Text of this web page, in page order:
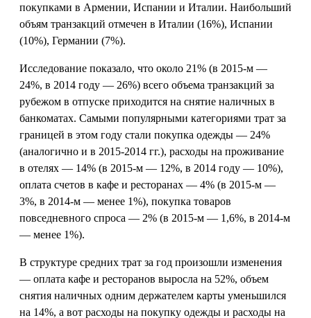
покупками в Армении, Испании и Италии. Наибольший
объям транзакций отмечен в Италии (16%), Испании
(10%), Германии (7%).
Исследование показало, что около 21% (в 2015-м —
24%, в 2014 году — 26%) всего объема транзакций за
рубежом в отпуске приходится на снятие наличных в
банкоматах. Самыми популярными категориями трат за
границей в этом году стали покупка одежды — 24%
(аналогично и в 2015-2014 гг.), расходы на проживание
в отелях — 14% (в 2015-м — 12%, в 2014 году — 10%),
оплата счетов в кафе и ресторанах — 4% (в 2015-м —
3%, в 2014-м — менее 1%), покупка товаров
повседневного спроса — 2% (в 2015-м — 1,6%, в 2014-м
— менее 1%).
В структуре средних трат за год произошли изменения
— оплата кафе и ресторанов выросла на 52%, объем
снятия наличных одним держателем карты уменьшился
на 14%, а вот расходы на покупку одежды и расходы на